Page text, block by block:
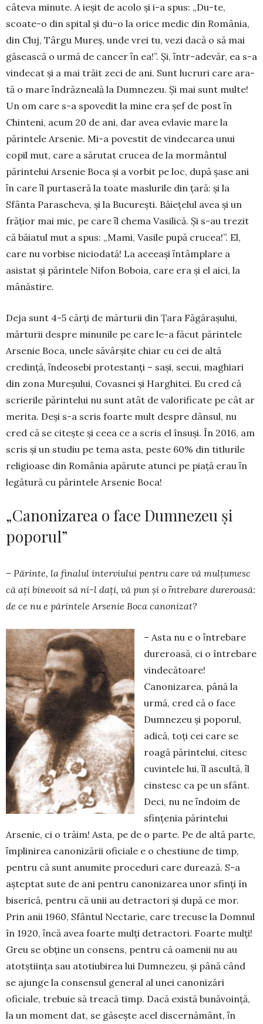
câteva minute. A ieşit de acolo şi i-a spus: „Du-te,
scoate-o din spital şi du-o la orice medic din România,
din Cluj, Târgu Mureş, unde vrei tu, vezi dacă o să mai
găsească o urmă de cancer ȋn ea!”. Şi, ȋntr-adevăr, ea s-a
vin­decat şi a mai trăit zeci de ani. Sunt lucruri care ara­
tă o mare ȋndrăzneală la Dumnezeu. Şi mai sunt multe!
Un om care s-a spovedit la mine era şef de post ȋn
Chinteni, acum 20 de ani, dar avea evlavie mare la
părintele Arsenie. Mi-a povestit de vindeca­rea unui
copil mut, care a sărutat crucea de la mor­mântul
părintelui Arsenie Boca şi a vorbit pe loc, după şase ani
ȋn care ȋl purtaseră la toate maslurile din ţară: şi la
Sfânta Parascheva, şi la Bucureşti. Băiețelul avea și un
frăţior mai mic, pe care ȋl che­ma Vasilică. Și s-au trezit
că băiatul mut a spus: „Mami, Vasile pupă crucea!”. El,
care nu vorbise ni­cio­dată! La aceeaşi ȋntâmplare a
asistat şi părin­tele Nifon Boboia, care era şi el aici, la
mânăstire.
Deja sunt 4-5 cărţi de mărturii din Ţara Făgă­raşului,
mărturii despre minunile pe care le-a făcut părintele
Arsenie Boca, unele săvârșite chiar cu cei de altă
credinţă, ȋndeosebi protestanţi – saşi, secui, maghiari
din zona Mureşului, Covasnei şi Harghi­tei. Eu cred că
scrierile părintelui nu sunt atât de valorificate pe cât ar
merita. Deşi s-a scris foarte mult despre dânsul, nu
cred că se citește și ceea ce a scris el însuși. În 2016, am
scris și un studiu pe tema asta, peste 60% din titlurile
religioase din România apărute atunci pe piață erau ȋn
legătură cu părintele Arsenie Boca!
„Canonizarea o face Dumnezeu și
poporul”
– Părinte, la finalul interviului pentru care vă mulțumesc
că ați binevoit să ni-l dați, vă pun şi o ȋntrebare dureroasă:
de ce nu e părintele Arsenie Boca canonizat?
– Asta nu e o ȋntrebare
dureroasă, ci o între­bare
vindecătoare!
Canonizarea, până la
urmă, cred că o face
Dumnezeu și poporul,
adică, toţi cei care se
roagă părintelui, citesc
cuvintele lui, ȋl ascultă, ȋl
cinstesc ca pe un sfânt.
Deci, nu ne ȋndoim de
sfinţenia părintelui
Arsenie, ci o trăim! Asta, pe de o parte. Pe de altă parte,
ȋmplinirea canonizării oficiale e o chestiune de timp,
pentru că sunt anumite proceduri care durează. S-a
aşteptat sute de ani pentru cano­nizarea unor sfinţi în
biserică, pentru că unii au detractori și după ce mor.
Prin anii 1960, Sfântul Nectarie, care trecuse la Domnul
în 1920, ȋncă avea foarte mulţi detractori. Foarte mulţi!
Greu se obţine un consens, pentru că oamenii nu au
atotştiinţa sau atotiubirea lui Dumnezeu, și până când
se ajunge la consensul general al unei canonizări
oficiale, tre­buie să treacă timp. Dacă există bunăvoinţă,
la un moment dat, se găseşte acel discernământ, ȋn